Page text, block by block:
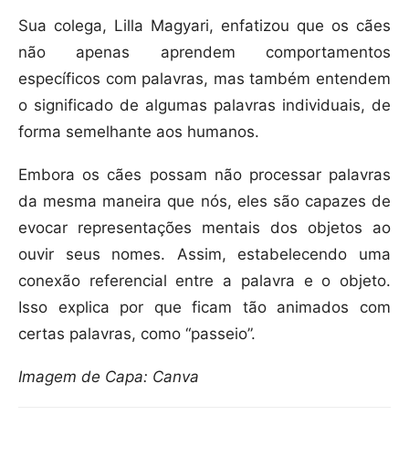
Sua colega, Lilla Magyari, enfatizou que os cães
não apenas aprendem comportamentos
específicos com palavras, mas também entendem
o significado de algumas palavras individuais, de
forma semelhante aos humanos.
Embora os cães possam não processar palavras
da mesma maneira que nós, eles são capazes de
evocar representações mentais dos objetos ao
ouvir seus nomes. Assim, estabelecendo uma
conexão referencial entre a palavra e o objeto.
Isso explica por que ficam tão animados com
certas palavras, como “passeio”.
Imagem de Capa: Canva